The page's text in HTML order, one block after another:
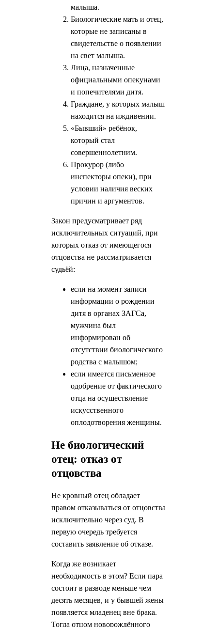
малыша.
Биологические мать и отец,
которые не записаны в
свидетельстве о появлении
на свет малыша.
Лица, назначенные
официальными опекунами
и попечителями дитя.
Граждане, у которых малыш
находится на иждивении.
«Бывший» ребёнок,
который стал
совершеннолетним.
Прокурор (либо
инспекторы опеки), при
условии наличия веских
причин и аргументов.
Закон предусматривает ряд
исключительных ситуаций, при
которых отказ от имеющегося
отцовства не рассматривается
судьёй:
если на момент записи
информации о рождении
дитя в органах ЗАГСа,
мужчина был
информирован об
отсутствии биологического
родства с малышом;
если имеется письменное
одобрение от фактического
отца на осуществление
искусственного
оплодотворения женщины.
Не биологический
отец: отказ от
отцовства
Не кровный отец обладает
правом отказываться от отцовства
исключительно через суд. В
первую очередь требуется
составить заявление об отказе.
Когда же возникает
необходимость в этом? Если пара
состоит в разводе меньше чем
десять месяцев, и у бывшей жены
появляется младенец вне брака.
Тогда отцом новорождённого